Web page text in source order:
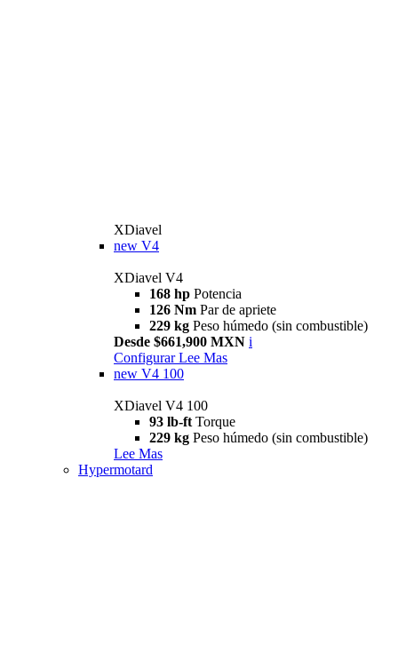
XDiavel
new V4
XDiavel V4
168 hp Potencia
126 Nm Par de apriete
229 kg Peso húmedo (sin combustible)
Desde $661,900 MXN i
Configurar Lee Mas
new V4 100
XDiavel V4 100
93 lb-ft Torque
229 kg Peso húmedo (sin combustible)
Lee Mas
Hypermotard